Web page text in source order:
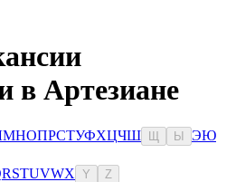
в Артезиане
МНОПРСТУФХЦЧШ Ы ЭЮ
RSTUVWX Y Z